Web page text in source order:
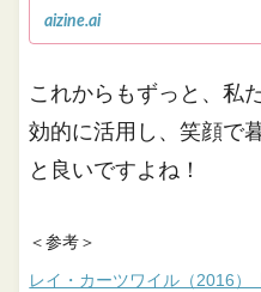
aizine.ai
これからもずっと、私
効的に活用し、笑顔で
と良いですよね！
＜参考＞
レイ・カーツワイル（2016）